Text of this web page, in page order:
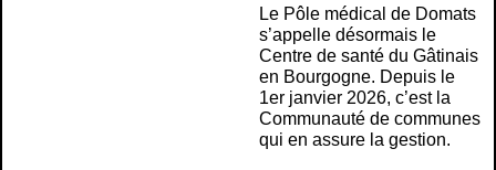
Le Pôle médical de Domats
s’appelle désormais le
Centre de santé du Gâtinais
en Bourgogne. Depuis le
1er janvier 2026, c’est la
Communauté de communes
qui en assure la gestion.